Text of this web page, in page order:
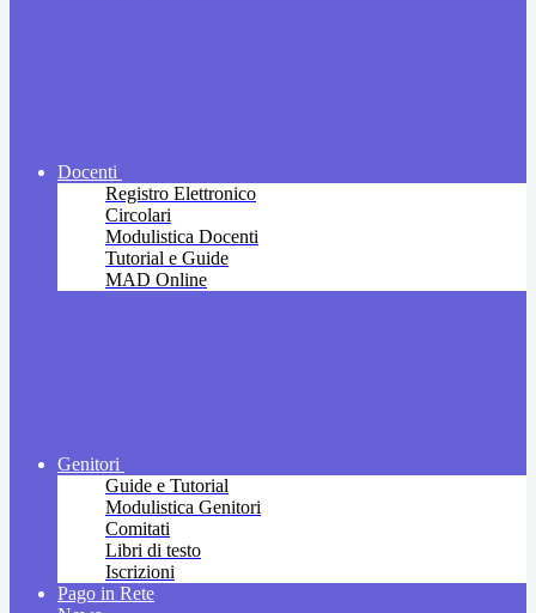
Docenti
Registro Elettronico
Circolari
Modulistica Docenti
Tutorial e Guide
MAD Online
Genitori
Guide e Tutorial
Modulistica Genitori
Comitati
Libri di testo
Iscrizioni
Pago in Rete